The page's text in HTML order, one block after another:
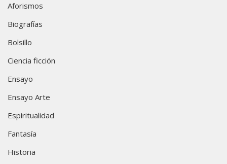
Aforismos
Biografías
Bolsillo
Ciencia ficción
Ensayo
Ensayo Arte
Espiritualidad
Fantasía
Historia